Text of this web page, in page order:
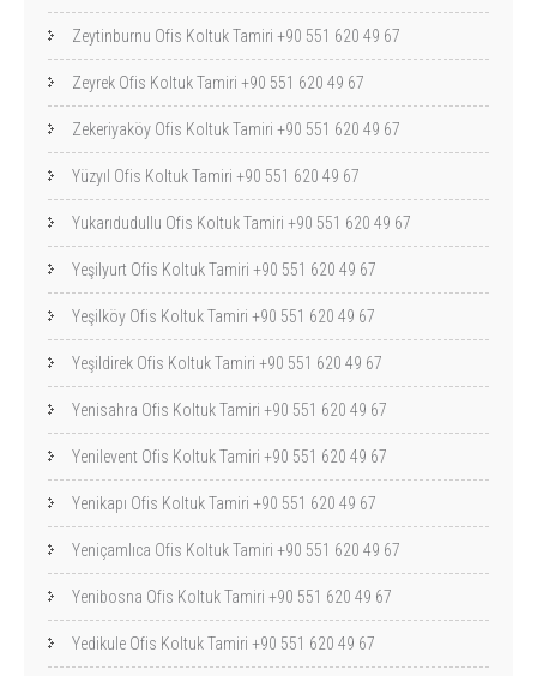
Zeytinburnu Ofis Koltuk Tamiri +90 551 620 49 67
Zeyrek Ofis Koltuk Tamiri +90 551 620 49 67
Zekeriyaköy Ofis Koltuk Tamiri +90 551 620 49 67
Yüzyıl Ofis Koltuk Tamiri +90 551 620 49 67
Yukarıdudullu Ofis Koltuk Tamiri +90 551 620 49 67
Yeşilyurt Ofis Koltuk Tamiri +90 551 620 49 67
Yeşilköy Ofis Koltuk Tamiri +90 551 620 49 67
Yeşildirek Ofis Koltuk Tamiri +90 551 620 49 67
Yenisahra Ofis Koltuk Tamiri +90 551 620 49 67
Yenilevent Ofis Koltuk Tamiri +90 551 620 49 67
Yenikapı Ofis Koltuk Tamiri +90 551 620 49 67
Yeniçamlıca Ofis Koltuk Tamiri +90 551 620 49 67
Yenibosna Ofis Koltuk Tamiri +90 551 620 49 67
Yedikule Ofis Koltuk Tamiri +90 551 620 49 67